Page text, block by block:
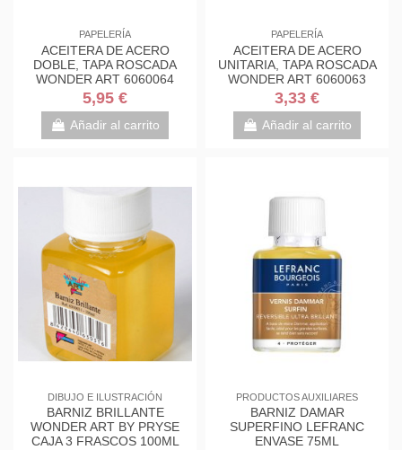
PAPELERÍA
ACEITERA DE ACERO
DOBLE, TAPA ROSCADA
WONDER ART 6060064
5,95 €
Añadir al carrito
PAPELERÍA
ACEITERA DE ACERO
UNITARIA, TAPA ROSCADA
WONDER ART 6060063
3,33 €
Añadir al carrito
DIBUJO E ILUSTRACIÓN
BARNIZ BRILLANTE
WONDER ART BY PRYSE
CAJA 3 FRASCOS 100ML
PRODUCTOS AUXILIARES
BARNIZ DAMAR
SUPERFINO LEFRANC
ENVASE 75ML